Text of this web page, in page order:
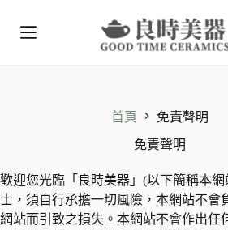
首頁
免責聲明
免責聲明
歡迎您光臨「良時美器」(以下簡稱本
士，須自行承擔一切風險，本網站不會
網站而引致之損失。本網站不會作出任